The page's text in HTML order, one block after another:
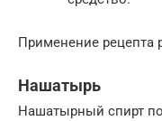
Применение рецепта
Нашатырь
Нашатырный спирт